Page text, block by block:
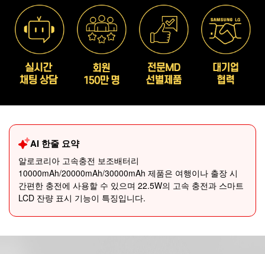
AI 한줄 요약
알로코리아 고속충전 보조배터리
10000mAh/20000mAh/30000mAh 제품은 여행이나 출장 시
간편한 충전에 사용할 수 있으며 22.5W의 고속 충전과 스마트
LCD 잔량 표시 기능이 특징입니다.